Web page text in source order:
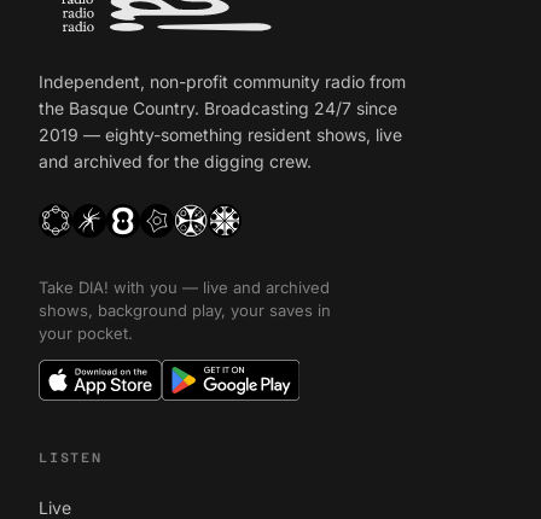
Independent, non-profit community radio from
the Basque Country. Broadcasting 24/7 since
2019 — eighty-something resident shows, live
and archived for the digging crew.
Take DIA! with you — live and archived
shows, background play, your saves in
your pocket.
LISTEN
Live